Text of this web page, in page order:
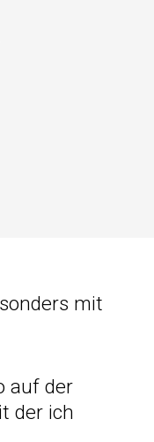
mit
auf der
der ich